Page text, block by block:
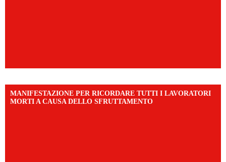
MANIFESTAZIONE PER RICORDARE TUTTI I LAVORATORI
MORTI A CAUSA DELLO SFRUTTAMENTO